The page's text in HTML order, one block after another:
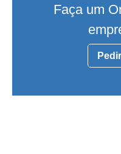
Faça um